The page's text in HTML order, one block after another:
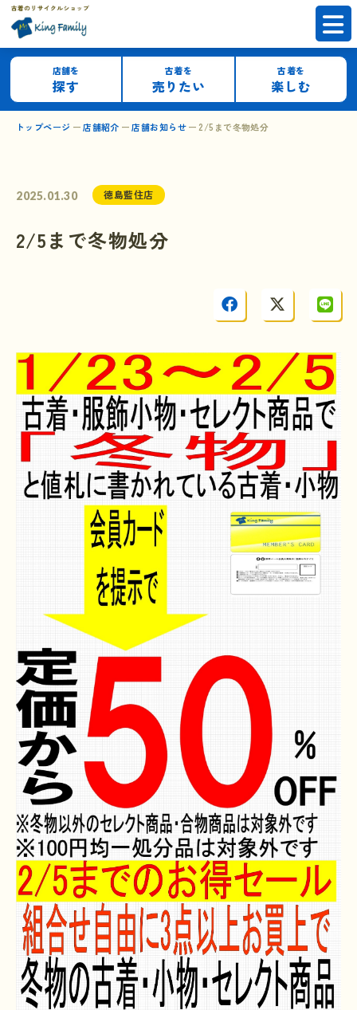
店舗を
探す
古着を
売りたい
古着を
楽しむ
トップページ 店舗紹介 店舗お知らせ 2/5まで冬物処分
2025.01.30 徳島藍住店
2/5まで冬物処分